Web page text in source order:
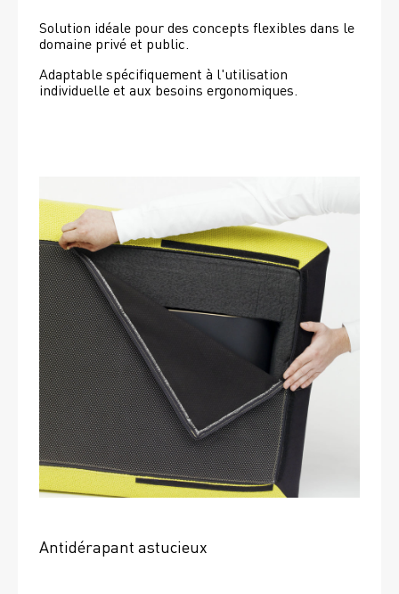
Solution idéale pour des concepts flexibles dans le
domaine privé et public.
Adaptable spécifiquement à l'utilisation
individuelle et aux besoins ergonomiques.
Antidérapant astucieux